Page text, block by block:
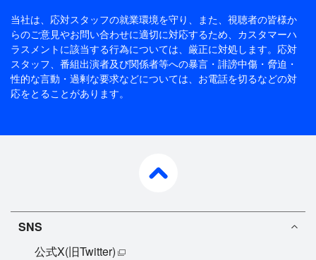
当社は、応対スタッフの就業環境を守り、また、視聴者の皆様か
らのご意見やお問い合わせに適切に対応するため、 カスタマーハ
ラスメントに該当する行為については、厳正に対処します。応対
スタッフ、番組出演者及び関係者等への暴言・誹謗中傷・脅迫・
性的な言動・過剰な要求などについては、お電話を切るなどの対
応をとることがあります。
SNS
公式X(旧Twitter)